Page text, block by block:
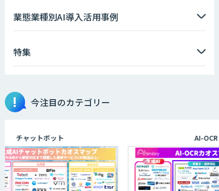
業態業種別AI導入活用事例
特集
今注目のカテゴリー
チャットボット AI-OCR